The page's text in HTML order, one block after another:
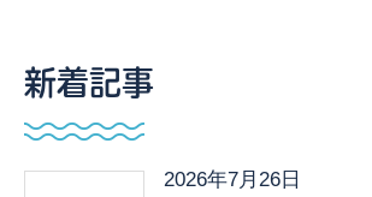
新着記事
2026年7月26日